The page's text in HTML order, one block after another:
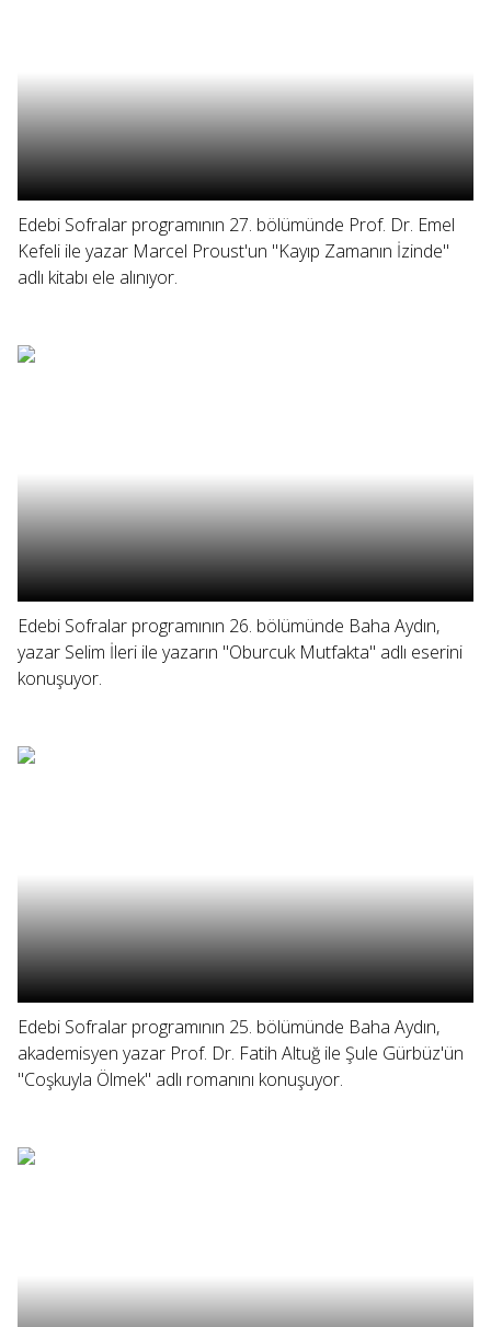
Edebi Sofralar programının 27. bölümünde Prof. Dr. Emel
Kefeli ile yazar Marcel Proust'un "Kayıp Zamanın İzinde"
adlı kitabı ele alınıyor.
Edebi Sofralar programının 26. bölümünde Baha Aydın,
yazar Selim İleri ile yazarın "Oburcuk Mutfakta" adlı eserini
konuşuyor.
Edebi Sofralar programının 25. bölümünde Baha Aydın,
akademisyen yazar Prof. Dr. Fatih Altuğ ile Şule Gürbüz'ün
"Coşkuyla Ölmek" adlı romanını konuşuyor.